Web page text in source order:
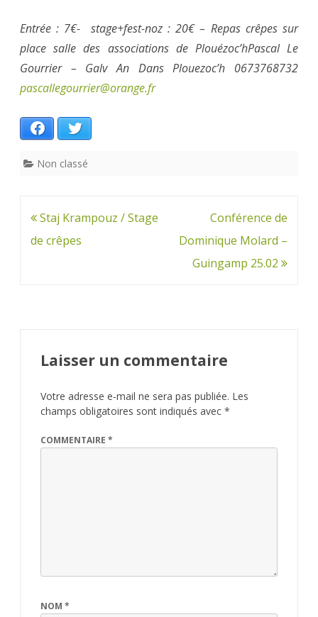
Entrée : 7€- stage+fest-noz : 20€ – Repas crêpes sur
place salle des associations de Plouézoc’hPascal Le
Gourrier – Galv An Dans Plouezoc’h 0673768732
pascallegourrier@orange.fr
Facebook
Non classé
Navigation
de
Staj Krampouz / Stage
de crêpes
Conférence de
Dominique Molard –
Guingamp 25.02
Laisser un commentaire
Votre adresse e-mail ne sera pas publiée. Les
champs obligatoires sont indiqués avec *
COMMENTAIRE *
NOM *